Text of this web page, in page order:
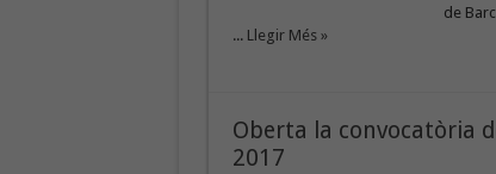
de
... Llegir Més »
Oberta la convocatòria
2017